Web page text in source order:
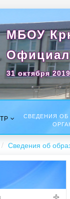
МБОУ
31 октября
СВЕДЕНИЯ ОБ
Сведения об